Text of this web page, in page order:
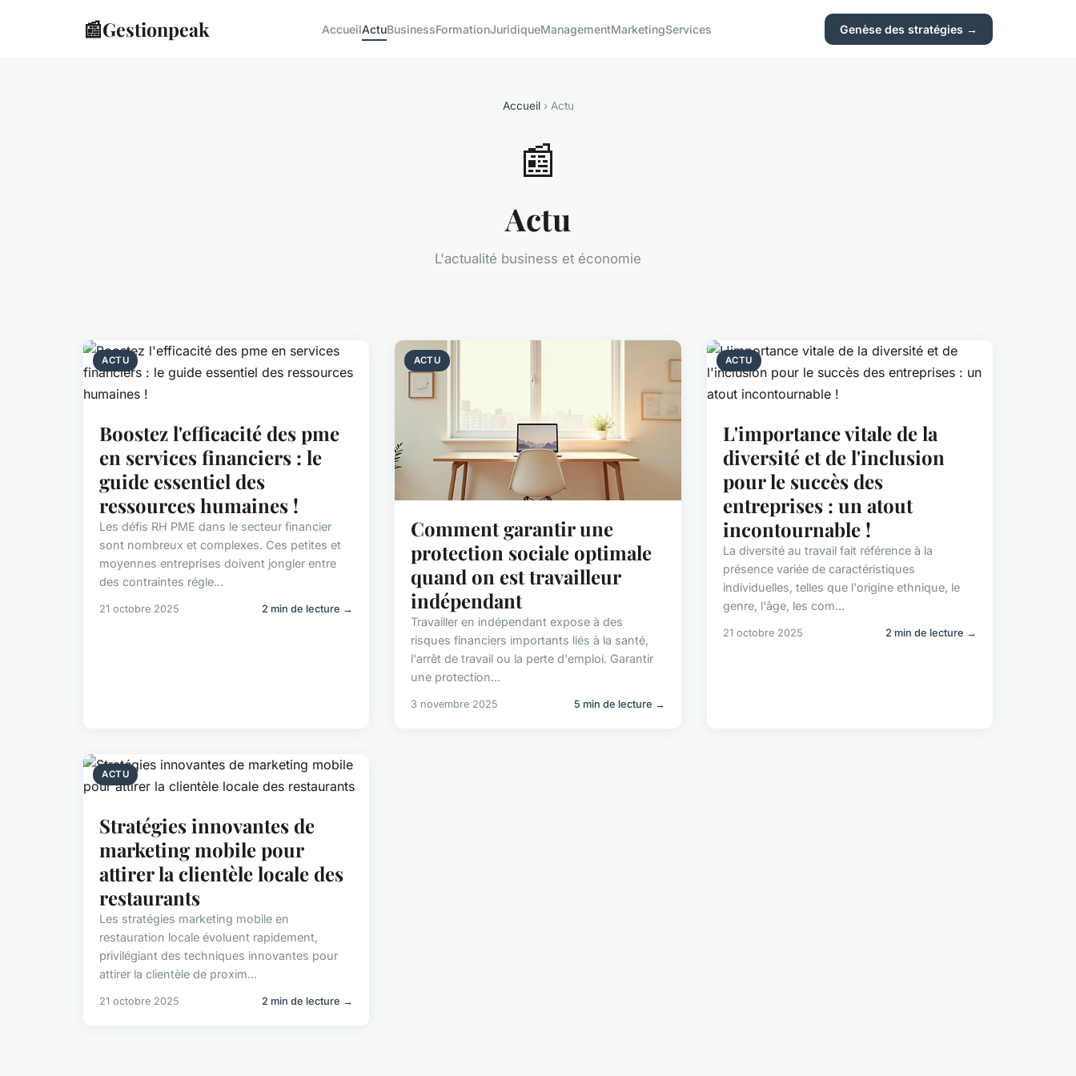
📰Gestionpeak AccueilActuBusinessFormationJuridiqueManagementMarketingServices Genèse des stratégies →
Accueil› Actu
📰
Actu
L'actualité business et économie
ACTU
Boostez l'efficacité des pme
en services financiers : le
guide essentiel des
ressources humaines !
Les défis RH PME dans le secteur financier
sont nombreux et complexes. Ces petites et
moyennes entreprises doivent jongler entre
des contraintes régle...
21 octobre 2025 2 min de lecture →
ACTU
Comment garantir une
protection sociale optimale
quand on est travailleur
indépendant
Travailler en indépendant expose à des
risques financiers importants liés à la santé,
l'arrêt de travail ou la perte d'emploi. Garantir
une protection...
3 novembre 2025 5 min de lecture →
ACTU
L'importance vitale de la
diversité et de l'inclusion
pour le succès des
entreprises : un atout
incontournable !
La diversité au travail fait référence à la
présence variée de caractéristiques
individuelles, telles que l'origine ethnique, le
genre, l'âge, les com...
21 octobre 2025 2 min de lecture →
ACTU
Stratégies innovantes de
marketing mobile pour
attirer la clientèle locale des
restaurants
Les stratégies marketing mobile en
restauration locale évoluent rapidement,
privilégiant des techniques innovantes pour
attirer la clientèle de proxim...
21 octobre 2025 2 min de lecture →